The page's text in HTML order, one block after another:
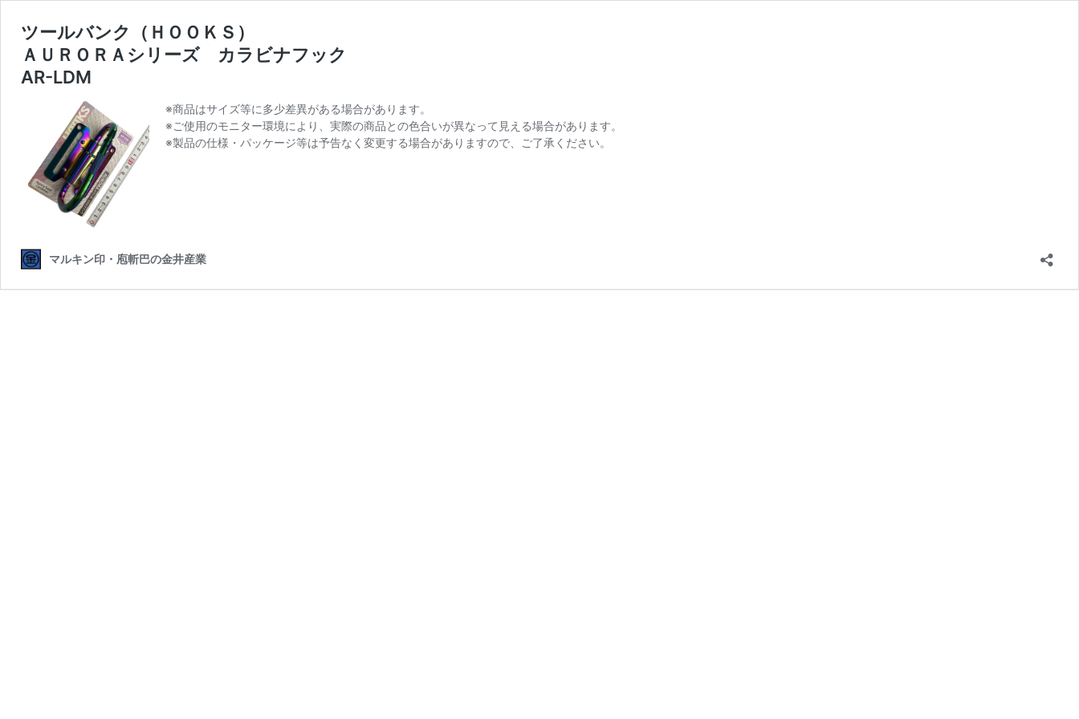
ツールバンク（ＨＯＯＫＳ）
ＡＵＲＯＲＡシリーズ カラビナフック
AR-LDM
※商品はサイズ等に多少差異がある場合があります。
※ご使用のモニター環境により、実際の商品との色合いが異なって見える場合があります。
※製品の仕様・パッケージ等は予告なく変更する場合がありますので、ご了承ください。
マルキン印・庖斬巴の金井産業